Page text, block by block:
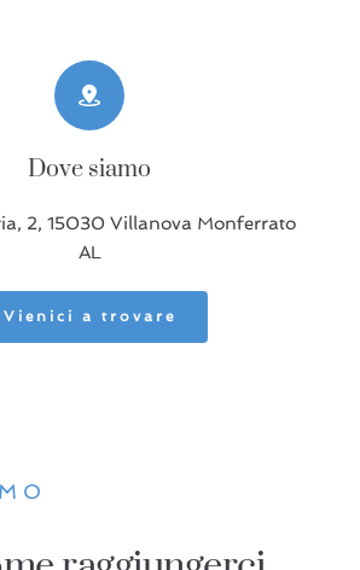
Dove siamo
2, 15030 Villanova Monferrato
AL
Vienici a trovare